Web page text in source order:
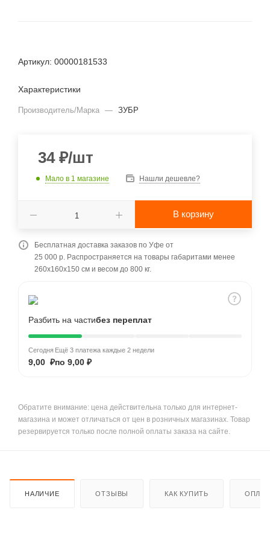
Артикул: 00000181533
Характеристики
Производитель/Марка — ЗУБР
34₽/шт
Мало в 1 магазине Нашли дешевле?
В корзину
Бесплатная доставка заказов по Уфе от
25 000 р. Распространяется на товары габаритами менее
260x160x150 см и весом до 800 кг.
Разбить на частибез переплат
Сегодня
9,00 ₽
Ещё 3 платежа каждые 2 недели
по 9,00 ₽
Обратите внимание: цена действительна только для интернет-
магазина и может отличаться от цен в розничных магазинах. Товар
резервируется только после полной оплаты заказа на сайте.
НАЛИЧИЕ ОТЗЫВЫ КАК КУПИТЬ